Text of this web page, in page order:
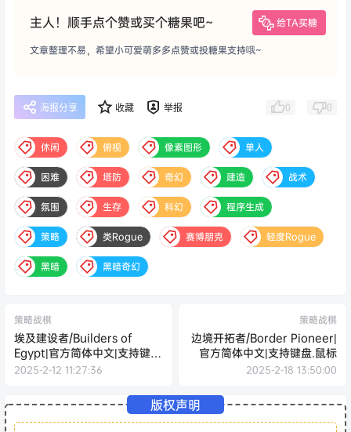
主人！顺手点个赞或买个糖果吧~ 给TA买糖
文章整理不易，希望小可爱萌多多点赞或投糖果支持哦~
海报分享 收藏 举报 0 0
休闲 俯视 像素图形 单人
困难 塔防 奇幻 建造 战术
氛围 生存 科幻 程序生成
策略 类Rogue 赛博朋克 轻度Rogue
黑暗 黑暗奇幻
策略战棋
埃及建设者/Builders of
Egypt|官方简体中文|支持键
盘.鼠标.手柄
2025-2-12 11:27:36
策略战棋
边境开拓者/Border Pioneer|
官方简体中文|支持键盘.鼠标
2025-2-18 13:50:00
版权声明